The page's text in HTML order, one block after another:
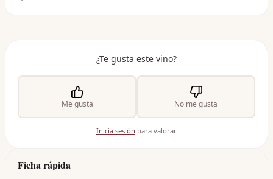
¿Te gusta este vino?
Me gusta No me gusta
Inicia sesión para valorar
Ficha rápida